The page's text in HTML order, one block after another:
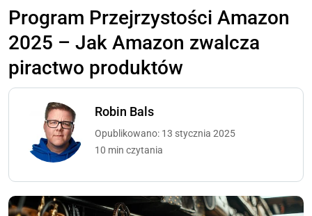
Program Przejrzystości Amazon
2025 – Jak Amazon zwalcza
piractwo produktów
Robin Bals
Opublikowano: 13 stycznia 2025
10 min czytania